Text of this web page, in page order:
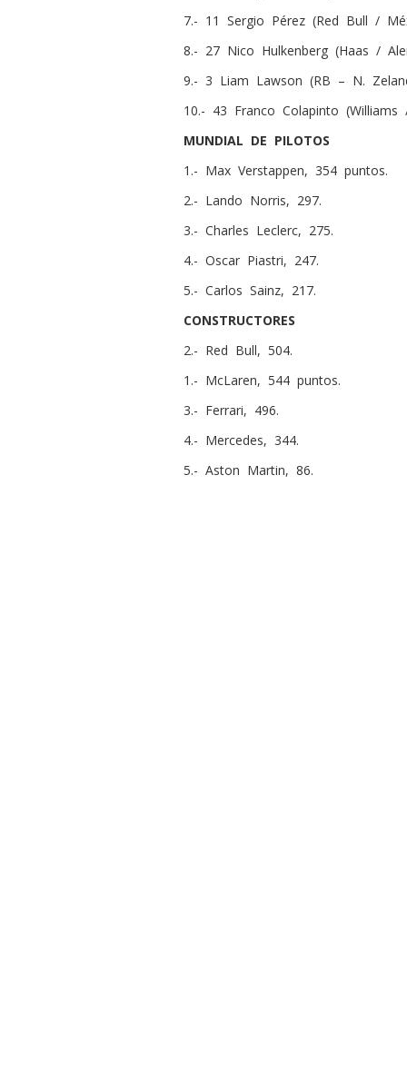
7.- 11 Sergio Pérez (Red Bull /
8.- 27 Nico Hulkenberg (Haas /
9.- 3 Liam Lawson (RB – N.
10.- 43 Franco Colapinto (Williams
MUNDIAL DE PILOTOS
1.- Max Verstappen, 354 puntos.
2.- Lando Norris, 297.
3.- Charles Leclerc, 275.
4.- Oscar Piastri, 247.
5.- Carlos Sainz, 217.
CONSTRUCTORES
2.- Red Bull, 504.
1.- McLaren, 544 puntos.
3.- Ferrari, 496.
4.- Mercedes, 344.
5.- Aston Martin, 86.